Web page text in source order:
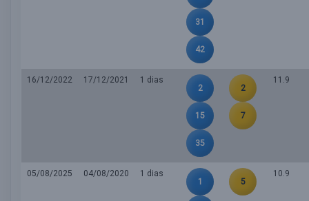
31
42
16/12/2022 17/12/2021
1 dias
2
15
35
2
7
11.9
05/08/2025 04/08/2020
1 dias
1
5
10.9